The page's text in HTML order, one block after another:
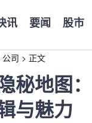
讯 要闻 股市
公司 > 正文
秘地图
与魅力